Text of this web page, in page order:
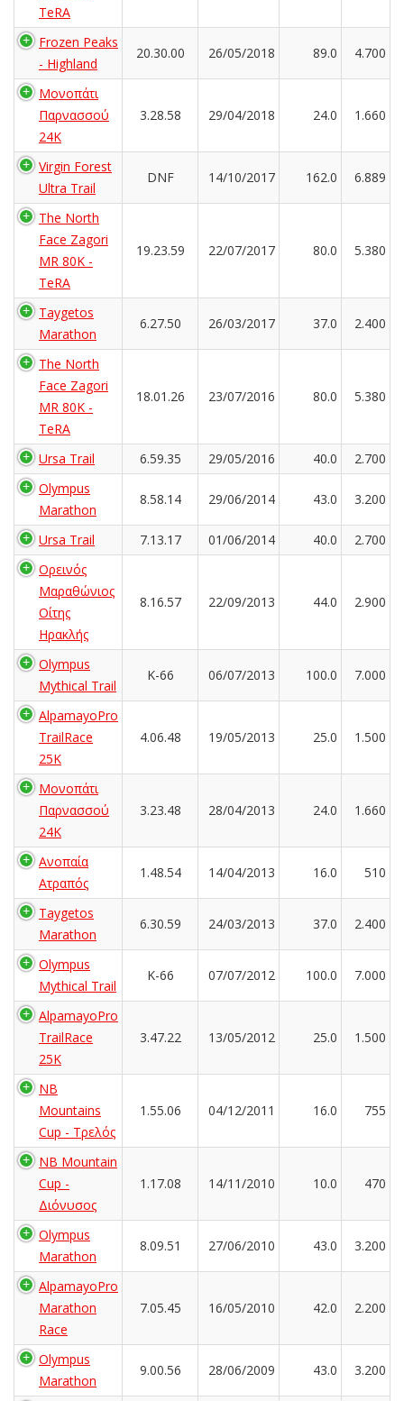
TeRA
Frozen Peaks
- Highland
20.30.00 26/05/2018 89.0 4.700
Μονοπάτι
Παρνασσού
24K
3.28.58 29/04/2018 24.0 1.660
Virgin Forest
Ultra Trail
DNF 14/10/2017 162.0 6.889
The North
Face Zagori
MR 80K -
TeRA
19.23.59 22/07/2017 80.0 5.380
Taygetos
Marathon
6.27.50 26/03/2017 37.0 2.400
The North
Face Zagori
MR 80K -
TeRA
18.01.26 23/07/2016 80.0 5.380
Ursa Trail 6.59.35 29/05/2016 40.0
2.700
Olympus
Marathon
8.58.14 29/06/2014 43.0 3.200
Ursa Trail 7.13.17 01/06/2014 40.0
2.700
Ορεινός
Μαραθώνιος
Οίτης
Ηρακλής
8.16.57 22/09/2013 44.0 2.900
Olympus
Mythical Trail
K-66 06/07/2013 100.0 7.000
AlpamayoPro
TrailRace
25K
4.06.48 19/05/2013 25.0 1.500
Μονοπάτι
Παρνασσού
24K
3.23.48 28/04/2013 24.0 1.660
Ανοπαία
Ατραπός
1.48.54 14/04/2013 16.0 510
Taygetos
Marathon
6.30.59 24/03/2013 37.0 2.400
Olympus
Mythical Trail
K-66 07/07/2012 100.0 7.000
AlpamayoPro
TrailRace
25K
3.47.22 13/05/2012 25.0 1.500
NB
Mountains
Cup - Τρελός
1.55.06 04/12/2011 16.0 755
NB Mountain
Cup -
Διόνυσος
1.17.08 14/11/2010 10.0 470
Olympus
Marathon
8.09.51 27/06/2010 43.0 3.200
AlpamayoPro
Marathon
Race
7.05.45 16/05/2010 42.0 2.200
Olympus
Marathon
9.00.56 28/06/2009 43.0 3.200